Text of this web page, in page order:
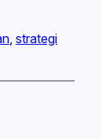
, strategi